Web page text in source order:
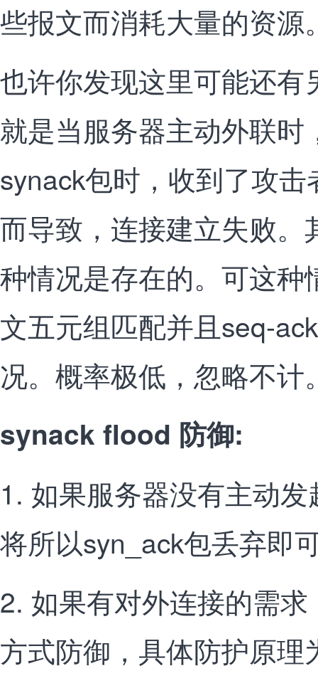
些报文而消耗大量的资源
也许你发现这里可能还有
就是当服务器主动外联时
synack包时，收到了攻
而导致，连接建立失败。
种情况是存在的。可这种
文五元组匹配并且seq-
况。概率极低，忽略不计
synack flood 防御:
1. 如果服务器没有主动
将所以syn_ack包丢弃即
2. 如果有对外连接的需
方式防御，具体防护原理